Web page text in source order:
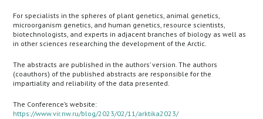
For specialists in the spheres of plant genetics, animal genetics,
microorganism genetics, and human genetics, resource scientists,
biotechnologists, and experts in adjacent branches of biology as well as
in other sciences researching the development of the Arctic.
The abstracts are published in the authors’ version. The authors
(coauthors) of the published abstracts are responsible for the
impartiality and reliability of the data presented.
The Conference’s website:
https://www.vir.nw.ru/blog/2023/02/11/arktika2023/